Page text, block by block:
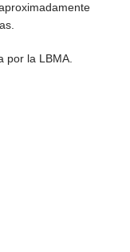
por la LBMA.